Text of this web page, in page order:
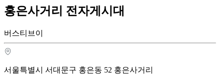
홍은사거리 전자게시대
버스티브이
서울특별시 서대문구 홍은동 52 홍은사거리